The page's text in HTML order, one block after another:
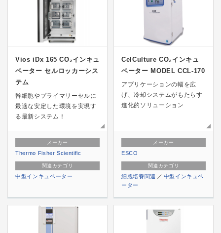
Vios iDx 165 CO₂インキュ
ベーター セルロッカーシス
テム
幹細胞やプライマリーセルに
最適な安定した環境を実現す
る最新システム！
メーカー
Thermo Fisher Scientific
関連カテゴリ
中型インキュベーター
CelCulture CO₂インキュ
ベーター MODEL CCL-170
アプリケーションの幅を広
げ、冷却システムがもたらす
進化的ソリューション
メーカー
ESCO
関連カテゴリ
細胞培養関連
中型インキュベ
ーター